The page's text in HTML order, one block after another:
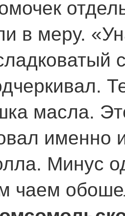
в меру.
масла.
именно
Минус
чаем